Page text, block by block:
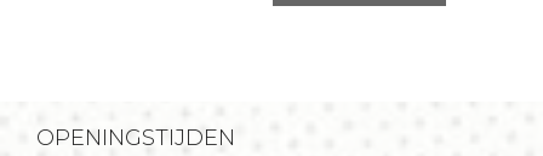
N
OPENINGSTIJDEN